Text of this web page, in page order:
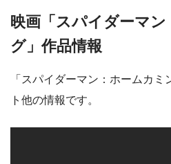
映画「スパイダーマ
グ」作品情報
「スパイダーマン：ホームカ
ト他の情報です。